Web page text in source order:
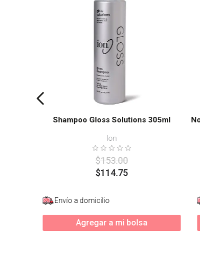
Shampoo Gloss Solutions 305ml
Ion
$153.00
$114.75
Envío a domicilio
Agregar a mi bolsa